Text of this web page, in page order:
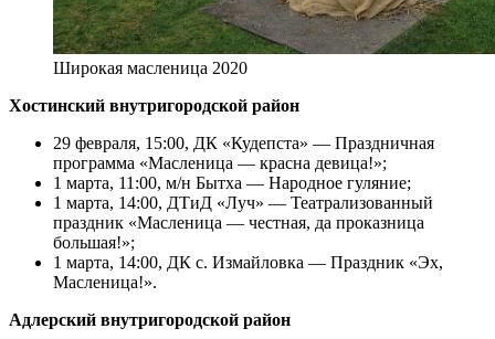
Широкая масленица 2020
Хостинский внутригородской район
29 февраля, 15:00, ДК «Кудепста» — Праздничная
программа «Масленица — красна девица!»;
1 марта, 11:00, м/н Бытха — Народное гуляние;
1 марта, 14:00, ДТиД «Луч» — Театрализованный
праздник «Масленица — честная, да проказница
большая!»;
1 марта, 14:00, ДК с. Измайловка — Праздник «Эх,
Масленица!».
Адлерский внутригородской район